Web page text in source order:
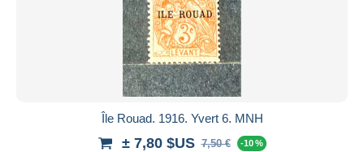
Île Rouad. 1916. Yvert 6. MNH
± 7,80 $US 7,50 € -10 %